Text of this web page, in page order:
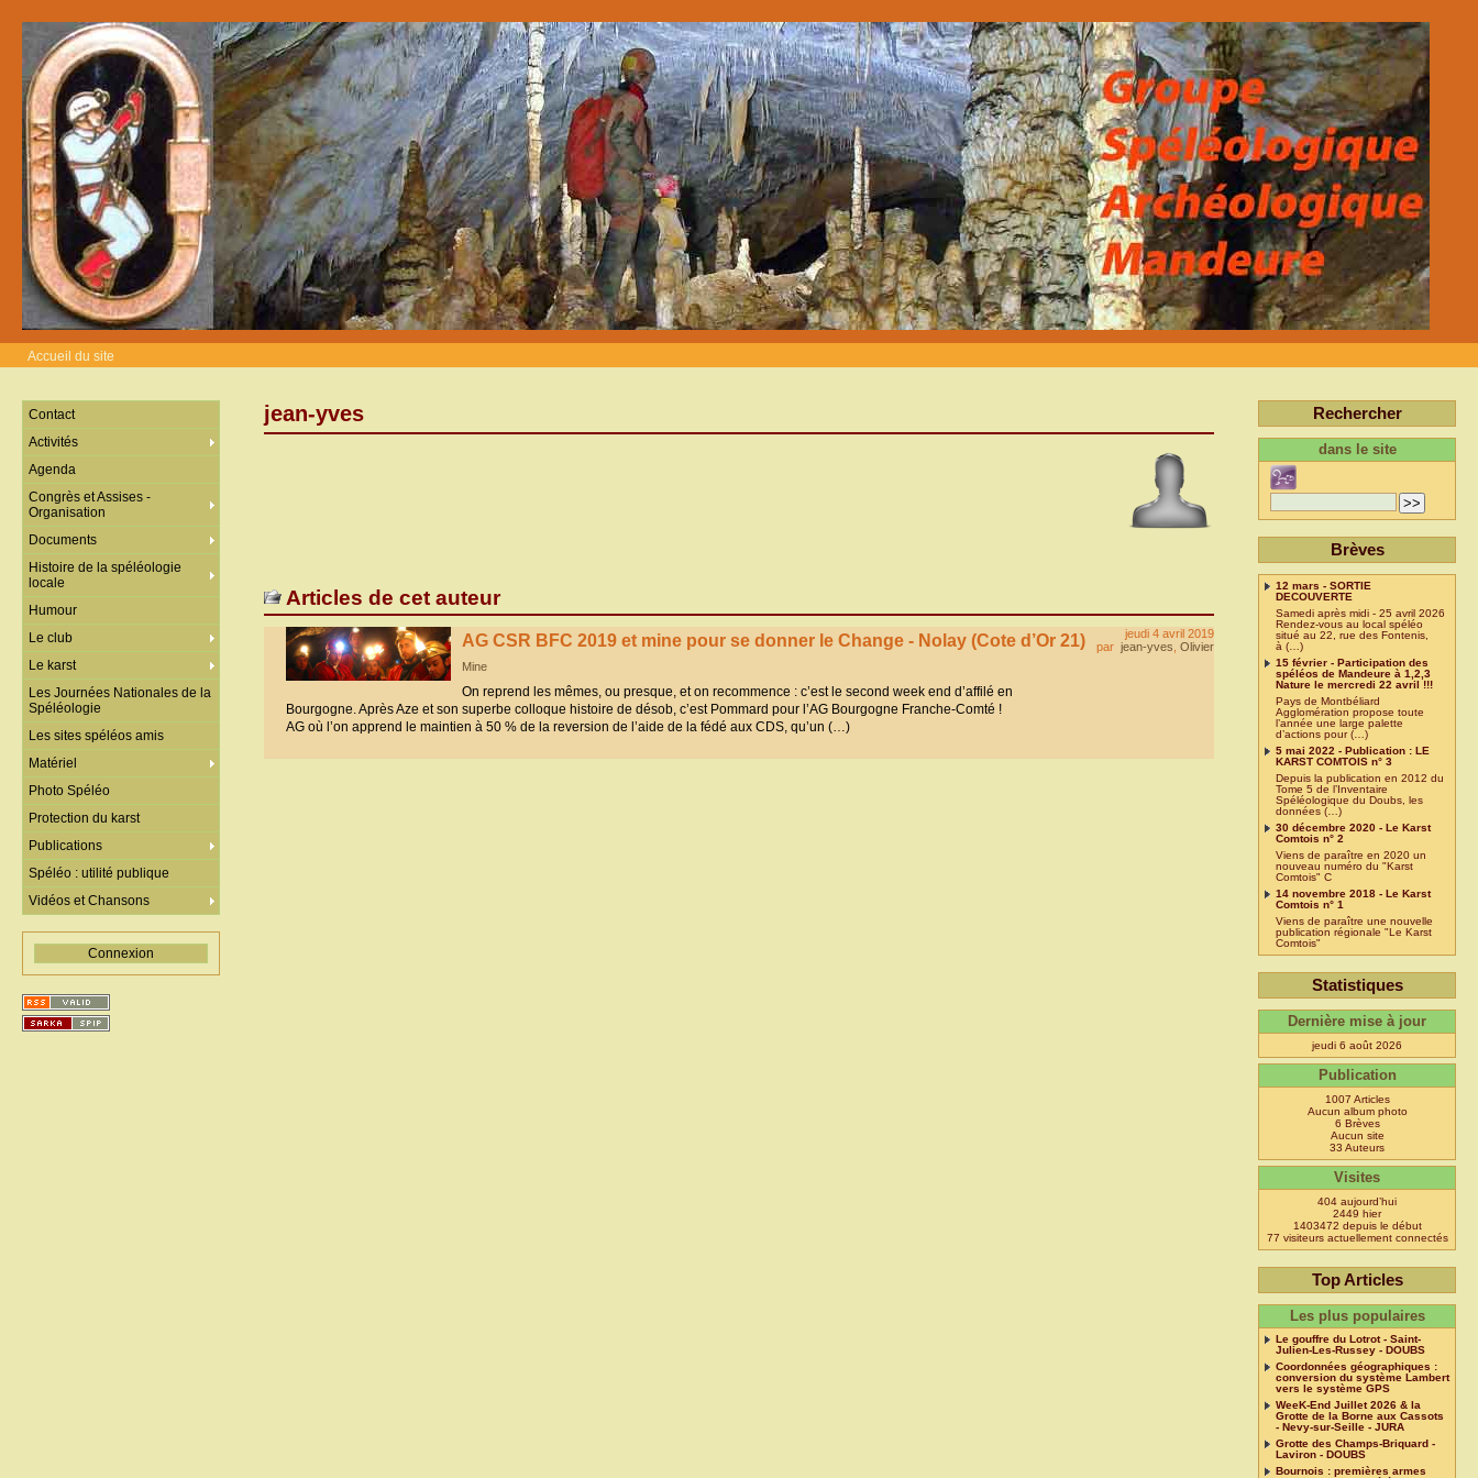
Accueil du site
jean-yves
Articles de cet auteur
jeudi 4 avril 2019
par jean-yves Olivier
AG CSR BFC 2019 et mine pour se donner le Change - Nolay (Cote d’Or 21)
Mine
On reprend les mêmes, ou presque, et on recommence : c’est le second week end d’affilé en
Bourgogne. Après Aze et son superbe colloque histoire de désob, c’est Pommard pour l’AG Bourgogne Franche-Comté !
AG où l’on apprend le maintien à 50 % de la reversion de l’aide de la fédé aux CDS, qu’un (…)
Contact
Activités
Agenda
Congrès et Assises -
Organisation
Documents
Histoire de la spéléologie
locale
Humour
Le club
Le karst
Les Journées Nationales de la
Spéléologie
Les sites spéléos amis
Matériel
Photo Spéléo
Protection du karst
Publications
Spéléo : utilité publique
Vidéos et Chansons
Connexion
Rechercher
dans le site
Brèves
12 mars - SORTIE
DECOUVERTE
Samedi après midi - 25 avril 2026
Rendez-vous au local spéléo
situé au 22, rue des Fontenis,
à (…)
15 février - Participation des
spéléos de Mandeure à 1,2,3
Nature le mercredi 22 avril !!!
Pays de Montbéliard
Agglomération propose toute
l’année une large palette
d’actions pour (…)
5 mai 2022 - Publication : LE
KARST COMTOIS n° 3
Depuis la publication en 2012 du
Tome 5 de l’Inventaire
Spéléologique du Doubs, les
données (…)
30 décembre 2020 - Le Karst
Comtois n° 2
Viens de paraître en 2020 un
nouveau numéro du "Karst
Comtois" C
14 novembre 2018 - Le Karst
Comtois n° 1
Viens de paraître une nouvelle
publication régionale "Le Karst
Comtois"
Statistiques
Dernière mise à jour
jeudi 6 août 2026
Publication
1007 Articles
Aucun album photo
6 Brèves
Aucun site
33 Auteurs
Visites
404 aujourd’hui
2449 hier
1403472 depuis le début
77 visiteurs actuellement connectés
Top Articles
Les plus populaires
Le gouffre du Lotrot - Saint-
Julien-Les-Russey - DOUBS
Coordonnées géographiques :
conversion du système Lambert
vers le système GPS
WeeK-End Juillet 2026 & la
Grotte de la Borne aux Cassots
- Nevy-sur-Seille - JURA
Grotte des Champs-Briquard -
Laviron - DOUBS
Bournois : premières armes